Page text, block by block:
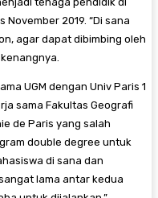
2019. “Di sana
agar dapat dibimbing oleh
UGM dengan Univ Paris 1
sama Fakultas Geografi
de Paris yang salah
double degree untuk
di sana dan
lama antar kedua